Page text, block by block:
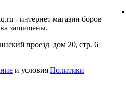
- интернет-магазин боров
защищены.
проезд, дом 20, стр. 6
и условия Политики